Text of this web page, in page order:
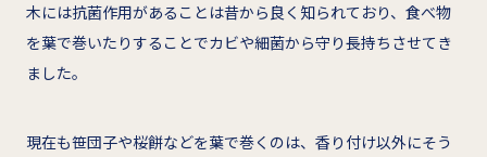
木には抗菌作用があることは昔から良く知られており、食べ物
を葉で巻いたりすることでカビや細菌から守り長持ちさせてき
ました。
現在も笹団子や桜餅などを葉で巻くのは、香り付け以外にそう